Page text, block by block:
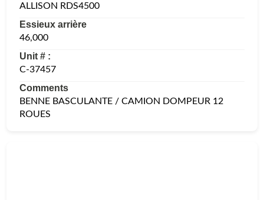
ALLISON RDS4500
Essieux arrière
46,000
Unit # :
C-37457
Comments
BENNE BASCULANTE / CAMION DOMPEUR 12
ROUES